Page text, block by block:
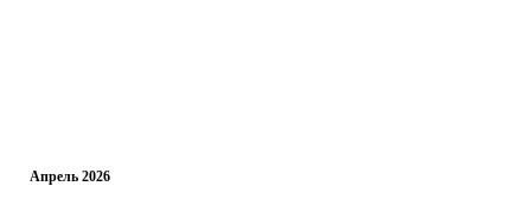
Апрель 2026